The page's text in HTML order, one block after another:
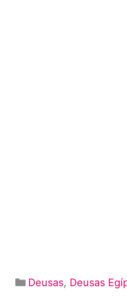
Categorias
Deusas, Deusas